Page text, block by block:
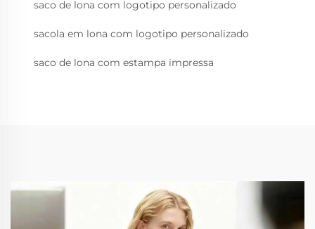
saco de lona com logotipo personalizado
sacola em lona com logotipo personalizado
saco de lona com estampa impressa